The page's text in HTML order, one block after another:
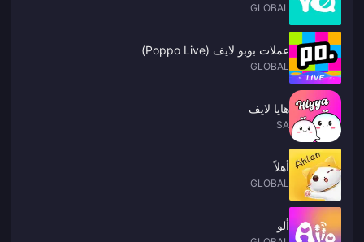
GLOBAL
عملات بوبو لايف (Poppo Live)
GLOBAL
هايا لايف
SA
أهلاً
GLOBAL
ألو